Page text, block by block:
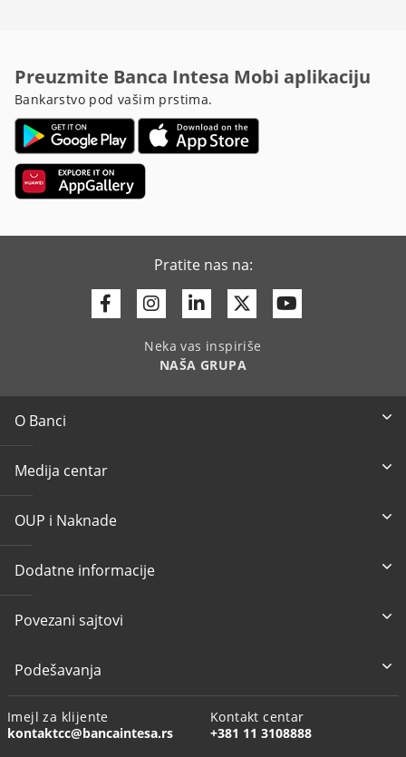
Preuzmite Banca Intesa Mobi aplikaciju
Bankarstvo pod vašim prstima.
Pratite nas na:
FacebookInstagram
LinkedinTwitter
Neka vas inspiriše
NAŠA GRUPA
O Banci
Medija centar
OUP i Naknade
Dodatne informacije
Povezani sajtovi
Podešavanja
Imejl za klijente
kontaktcc@bancaintesa.rs
Kontakt centar
+381 11 3108888